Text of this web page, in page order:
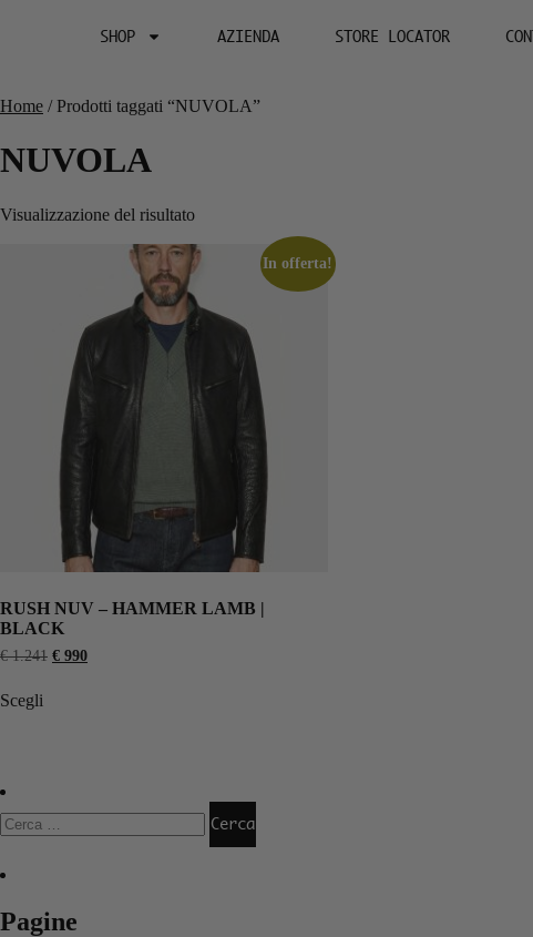
SHOP AZIENDA STORE LOCATOR
Home / Prodotti taggati “NUVOLA”
NUVOLA
Visualizzazione del risultato
In offerta!
RUSH NUV – HAMMER LAMB |
BLACK
€1.241 € 990
Scegli
Pagine